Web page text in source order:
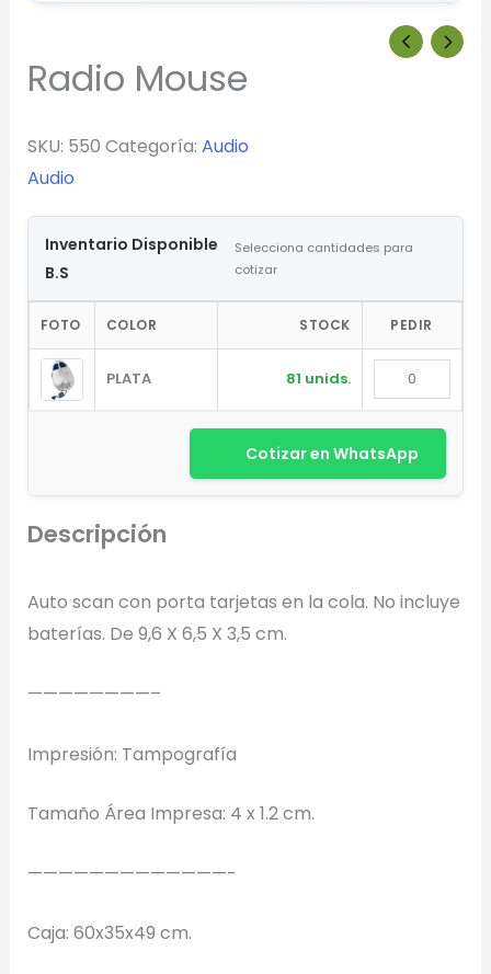
Diseñador de Vistas Previas
con IA
o haz clic para explorar tus archivos
Radio Mouse
SKU: 550 Categoría: Audio
Audio
Inventario Disponible
B.S
Selecciona cantidades para
cotizar
FOTO COLOR STOCK PEDIR
PLATA 81 unids.
Cotizar en WhatsApp
Descripción
Auto scan con porta tarjetas en la cola. No incluye
baterías. De 9,6 X 6,5 X 3,5 cm.
————————–
Impresión: Tampografía
Tamaño Área Impresa: 4 x 1.2 cm.
—————————————-
Caja: 60x35x49 cm.